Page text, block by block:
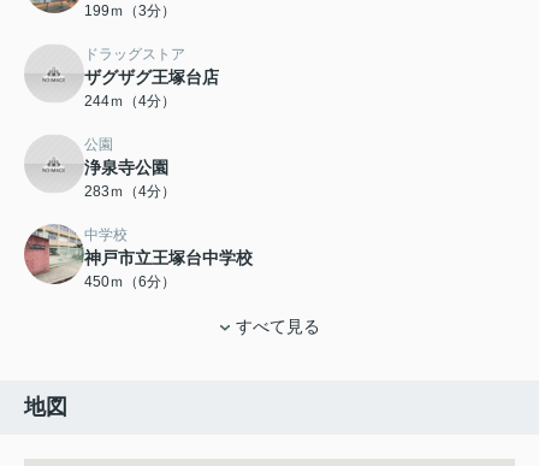
199ｍ（3分）
ドラッグストア
ザグザグ王塚台店
244ｍ（4分）
公園
浄泉寺公園
283ｍ（4分）
中学校
神戸市立王塚台中学校
450ｍ（6分）
すべて見る
地図